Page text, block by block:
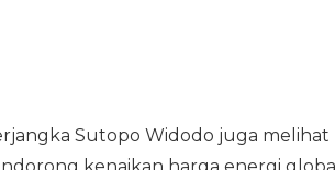
Sutopo Widodo juga melihat